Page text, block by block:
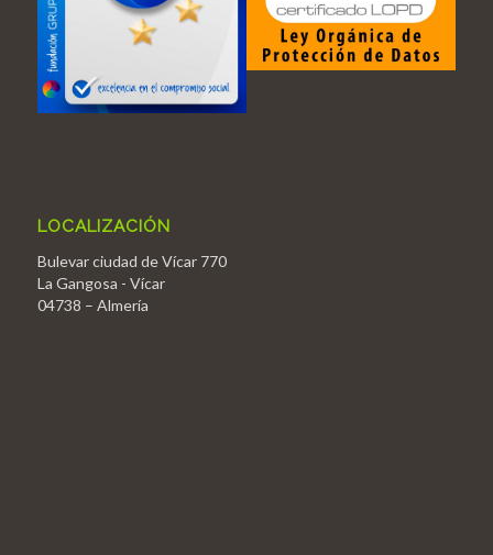
LOCALIZACIÓN
Bulevar ciudad de Vícar 770
La Gangosa - Vícar
04738 – Almería